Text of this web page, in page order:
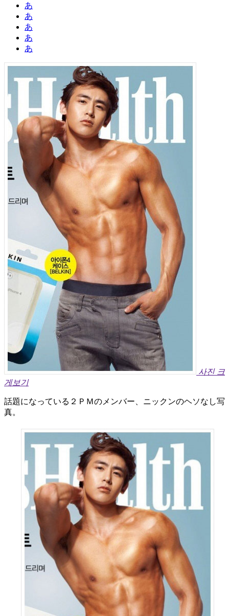
あ
あ
あ
あ
あ
사진 크
게보기
話題になっている２ＰＭのメンバー、ニックンのヘソなし写
真。